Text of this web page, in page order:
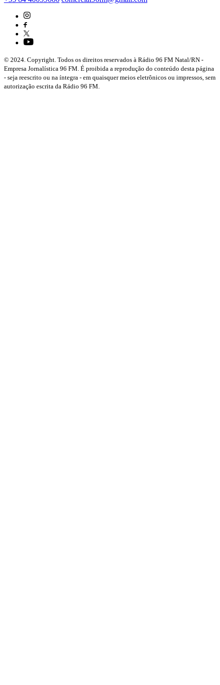
© 2024. Copyright. Todos os direitos reservados à Rádio 96 FM Natal/RN -
Empresa Jornalística 96 FM. É proibida a reprodução do conteúdo desta página
- seja reescrito ou na íntegra - em quaisquer meios eletrônicos ou impressos, sem
autorização escrita da Rádio 96 FM.